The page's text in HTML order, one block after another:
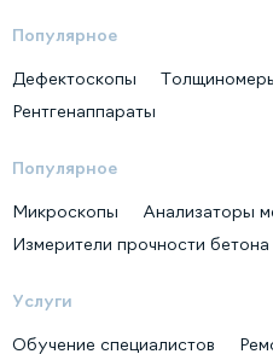
Популярное
Дефектоскопы
Рентгенаппараты
Популярное
Микроскопы
Анализаторы
Измерители прочности бетона
Услуги
Обучение специалистов